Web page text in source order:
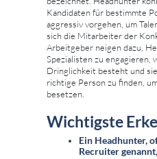
Kandidaten für bestimmte
aggressiv vorgehen, um
sich die Mitarbeiter der
Arbeitgeber neigen dazu,
Spezialisten zu engagieren,
Dringlichkeit besteht und
richtige Person zu finden,
besetzen.
Wichtigste
Ein Headhunter,
Recruiter